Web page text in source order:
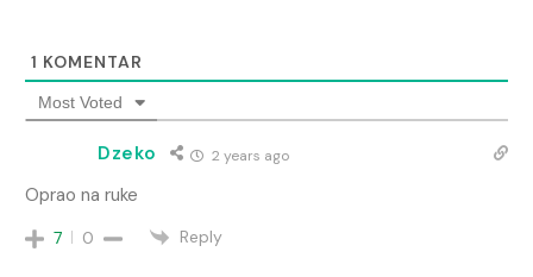
1 KOMENTAR
Most Voted
Dzeko 2 years ago
Oprao na ruke
7 0 Reply